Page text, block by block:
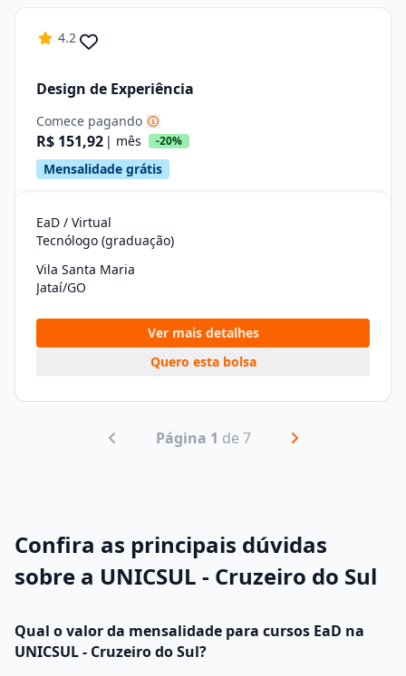
4.2
Design de Experiência
Comece pagando
R$ 151,92 | mês -20%
Mensalidade grátis
EaD / Virtual
Tecnólogo (graduação)
Vila Santa Maria
Jataí/GO
Ver mais detalhes
Quero esta bolsa
Página 1 de 7
Confira as principais dúvidas
sobre a UNICSUL - Cruzeiro do Sul
Qual o valor da mensalidade para cursos EaD na
UNICSUL - Cruzeiro do Sul?